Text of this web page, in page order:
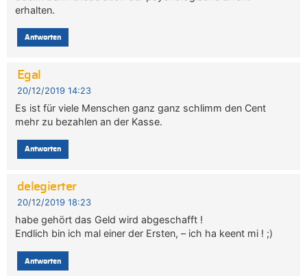
erhalten.
Antworten
Egal
20/12/2019 14:23
Es ist für viele Menschen ganz ganz schlimm den Cent
mehr zu bezahlen an der Kasse.
Antworten
delegierter
20/12/2019 18:23
habe gehört das Geld wird abgeschafft !
Endlich bin ich mal einer der Ersten, – ich ha keent mi ! ;)
Antworten